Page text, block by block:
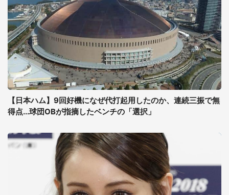
【日本ハム】9回好機になぜ代打起用したのか、連続三振で無
得点...球団OBが指摘したベンチの「選択」